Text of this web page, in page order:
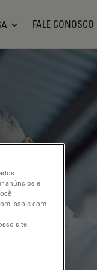
FALE CONOSCO
anúncios e
isso e com
site.